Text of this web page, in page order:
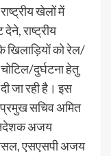
खेलों में
राष्ट्रीय
खिलाड़ियों को रेल/
दुर्घटना हेतु
जा रही है। इस
सचिव अमित
अजय
एसएसपी अजय